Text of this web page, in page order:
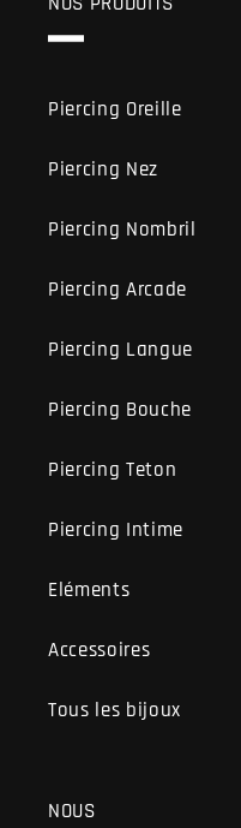
Piercing Oreille
Piercing Nez
Piercing Nombril
Piercing Arcade
Piercing Langue
Piercing Bouche
Piercing Teton
Piercing Intime
Eléments
Accessoires
Tous les bijoux
NOUS